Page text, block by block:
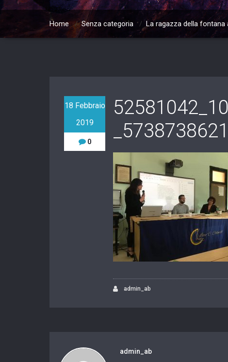
Home/Senza categoria / La ragazza della fontana
18 Febbraio
2019
0
admin_ab
admin_ab